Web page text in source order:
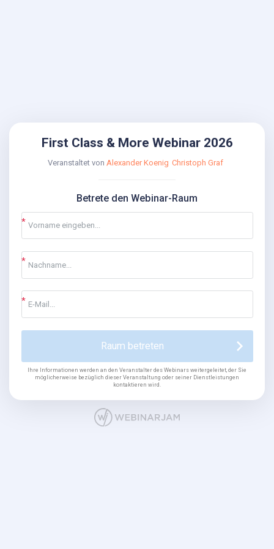
First Class & More Webinar 2026
Veranstaltet von Alexander Koenig Christoph Graf
Betrete den Webinar-Raum
Raum betreten
Ihre Informationen werden an den Veranstalter des Webinars weitergeleitet, der Sie
möglicherweise bezüglich dieser Veranstaltung oder seiner Dienstleistungen
kontaktieren wird.